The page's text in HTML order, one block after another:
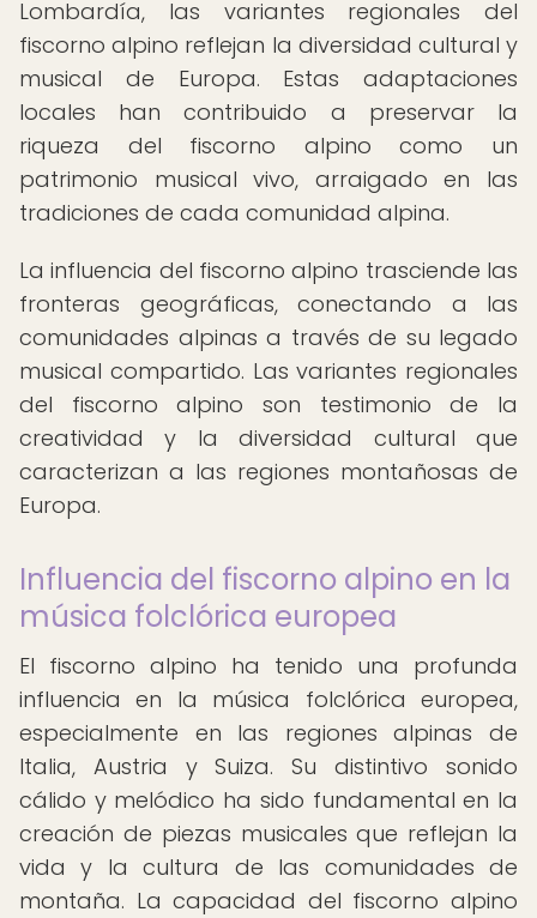
Lombardía, las variantes regionales del
fiscorno alpino reflejan la diversidad cultural y
musical de Europa. Estas adaptaciones
locales han contribuido a preservar la
riqueza del fiscorno alpino como un
patrimonio musical vivo, arraigado en las
tradiciones de cada comunidad alpina.
La influencia del fiscorno alpino trasciende las
fronteras geográficas, conectando a las
comunidades alpinas a través de su legado
musical compartido. Las variantes regionales
del fiscorno alpino son testimonio de la
creatividad y la diversidad cultural que
caracterizan a las regiones montañosas de
Europa.
Influencia del fiscorno alpino en la
música folclórica europea
El fiscorno alpino ha tenido una profunda
influencia en la música folclórica europea,
especialmente en las regiones alpinas de
Italia, Austria y Suiza. Su distintivo sonido
cálido y melódico ha sido fundamental en la
creación de piezas musicales que reflejan la
vida y la cultura de las comunidades de
montaña. La capacidad del fiscorno alpino